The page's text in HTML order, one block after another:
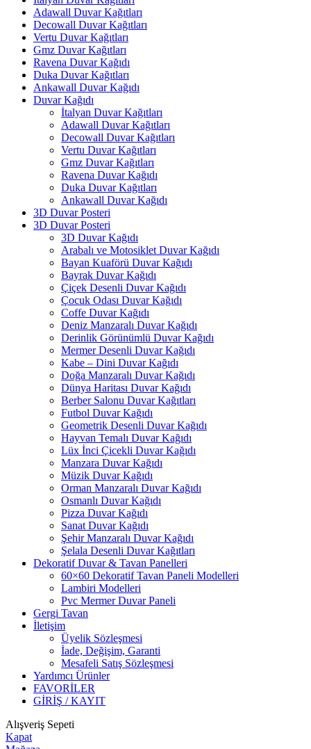
Adawall Duvar Kağıtları
Decowall Duvar Kağıtları
Vertu Duvar Kağıtları
Gmz Duvar Kağıtları
Ravena Duvar Kağıdı
Duka Duvar Kağıtları
Ankawall Duvar Kağıdı
Duvar Kağıdı
İtalyan Duvar Kağıtları
Adawall Duvar Kağıtları
Decowall Duvar Kağıtları
Vertu Duvar Kağıtları
Gmz Duvar Kağıtları
Ravena Duvar Kağıdı
Duka Duvar Kağıtları
Ankawall Duvar Kağıdı
3D Duvar Posteri
3D Duvar Posteri
3D Duvar Kağıdı
Arabalı ve Motosiklet Duvar Kağıdı
Bayan Kuaförü Duvar Kağıdı
Bayrak Duvar Kağıdı
Çiçek Desenli Duvar Kağıdı
Çocuk Odası Duvar Kağıdı
Coffe Duvar Kağıdı
Deniz Manzaralı Duvar Kağıdı
Derinlik Görünümlü Duvar Kağıdı
Mermer Desenli Duvar Kağıdı
Kabe – Dini Duvar Kağıdı
Doğa Manzaralı Duvar Kağıdı
Dünya Haritası Duvar Kağıdı
Berber Salonu Duvar Kağıtları
Futbol Duvar Kağıdı
Geometrik Desenli Duvar Kağıdı
Hayvan Temalı Duvar Kağıdı
Lüx İnci Çicekli Duvar Kağıdı
Manzara Duvar Kağıdı
Müzik Duvar Kağıdı
Orman Manzaralı Duvar Kağıdı
Osmanlı Duvar Kağıdı
Pizza Duvar Kağıdı
Sanat Duvar Kağıdı
Şehir Manzaralı Duvar Kağıdı
Şelala Desenli Duvar Kağıtları
Dekoratif Duvar & Tavan Panelleri
60×60 Dekoratif Tavan Paneli Modelleri
Lambiri Modelleri
Pvc Mermer Duvar Paneli
Gergi Tavan
İletişim
Üyelik Sözleşmesi
İade, Değişim, Garanti
Mesafeli Satış Sözleşmesi
Yardımcı Ürünler
FAVORİLER
GİRİŞ / KAYIT
Alışveriş Sepeti
Kapat